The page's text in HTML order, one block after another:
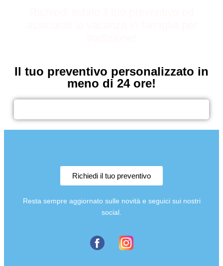
Il tuo preventivo personalizzato in
meno di 24 ore!
Richiedi il tuo preventivo
Resta sempre aggiornato sulle novità e seguici sui nostri
social.